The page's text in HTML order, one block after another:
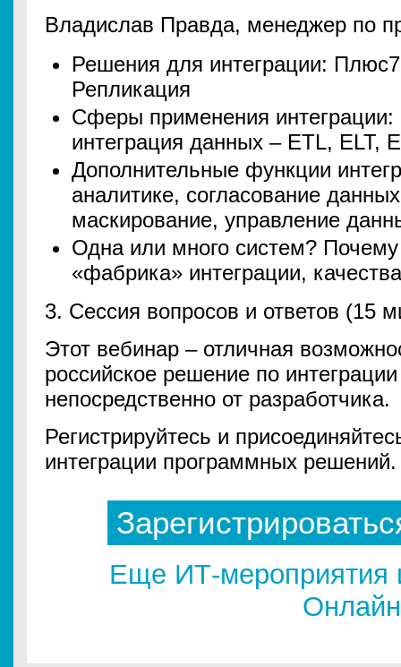
Владислав Правда, менеджер по
Решения для интеграции:
Репликация
Сферы применения интеграции:
интеграция данных – ETL, ELT,
Дополнительные функции
аналитике, согласование
маскирование, управление
Одна или много систем?
«фабрика» интеграции,
3. Сессия вопросов и ответов (15
Этот вебинар – отличная
российское решение по
непосредственно от разработчика.
Регистрируйтесь и
интеграции программных решений.
Еще ИТ-мероприятия
Онлайн